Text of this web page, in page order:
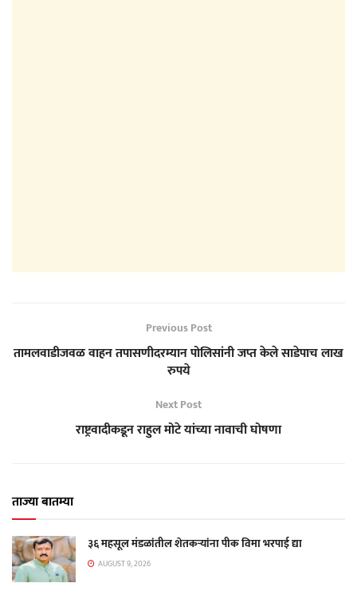
Previous Post
तामलवाडीजवळ वाहन तपासणीदरम्यान पोलिसांनी जप्त केले साडेपाच लाख
रुपये
Next Post
राष्ट्रवादीकडून राहुल मोटे यांच्या नावाची घोषणा
ताज्या बातम्या
३६ महसूल मंडळांतील शेतकऱ्यांना पीक विमा भरपाई द्या
AUGUST 9, 2026